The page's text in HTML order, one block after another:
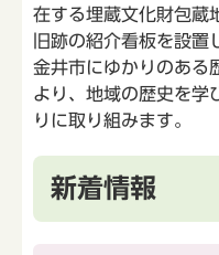
在する埋蔵文化財包蔵
旧跡の紹介看板を設
金井市にゆかりのある
より、地域の歴史を学
りに取り組みます。
新着情報